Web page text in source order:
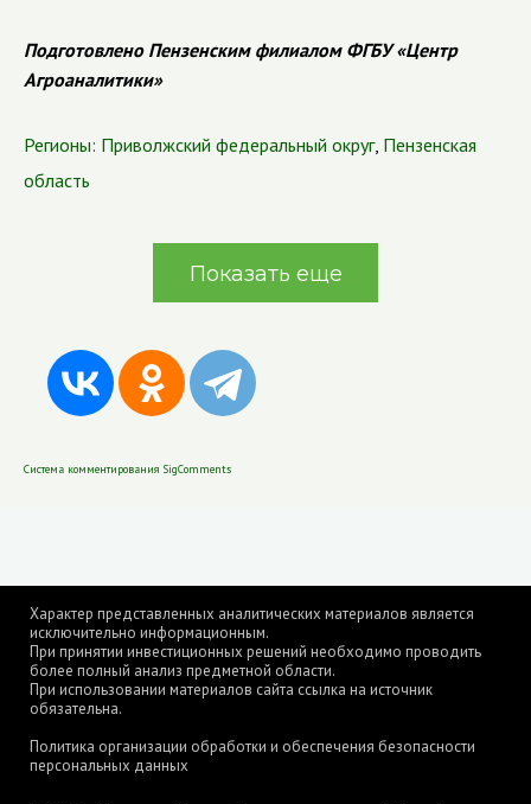
Подготовлено Пензенским филиалом ФГБУ «Центр
Агроаналитики»
Регионы: Приволжский федеральный округ, Пензенская
область
Показать еще
Система комментирования SigComments
Характер представленных аналитических материалов является
исключительно информационным.
При принятии инвестиционных решений необходимо проводить
более полный анализ предметной области.
При использовании материалов сайта ссылка на источник
обязательна.
Политика организации обработки и обеспечения безопасности
персональных данных